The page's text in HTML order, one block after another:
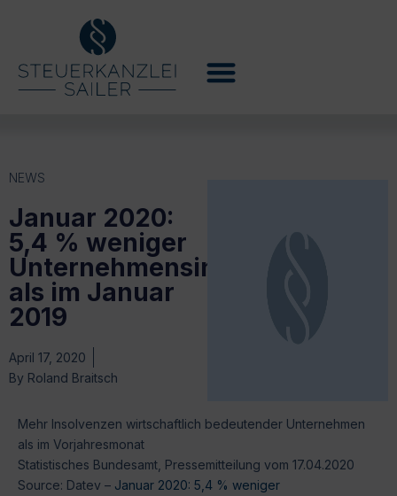
NEWS
Januar 2020:
5,4 % weniger
Unternehmensinsolvenzen
als im Januar
2019
April 17, 2020
By Roland Braitsch
Mehr Insolvenzen wirtschaftlich bedeutender Unternehmen
als im Vorjahresmonat
Statistisches Bundesamt, Pressemitteilung vom 17.04.2020
Source: Datev – Januar 2020: 5,4 % weniger